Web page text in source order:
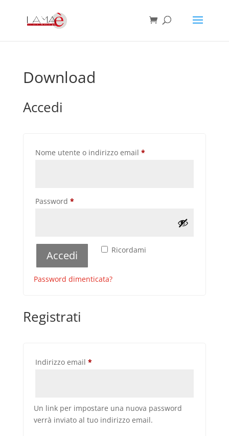
Download
Accedi
Nome utente o indirizzo email *Richiesto
Password *Richiesto
Ricordami
Accedi
Password dimenticata?
Registrati
Indirizzo email *Richiesto
Un link per impostare una nuova password
verrà inviato al tuo indirizzo email.